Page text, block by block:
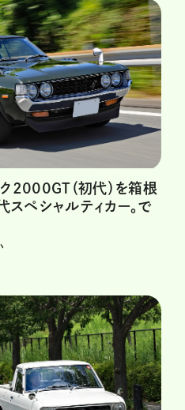
ク2000GT（初代）を箱根
ペシャルティカー。で